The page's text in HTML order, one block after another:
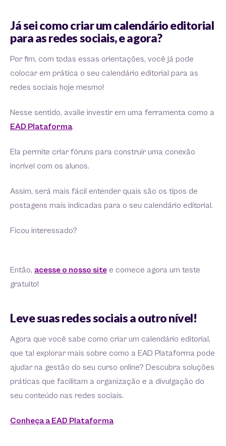
Já sei como criar um calendário editorial
para as redes sociais, e agora?
Por fim, com todas essas orientações, você já pode
colocar em prática o seu calendário editorial para as
redes sociais hoje mesmo!
Nesse sentido, avalie investir em uma ferramenta como a
EAD Plataforma.
Ela permite criar fóruns para construir uma conexão
incrível com os alunos.
Assim, será mais fácil entender quais são os tipos de
postagens mais indicadas para o seu calendário editorial.
Ficou interessado?
Então, acesse o nosso site e comece agora um teste
gratuito!
Leve suas redes sociais a outro nível!
Agora que você sabe como criar um calendário editorial,
que tal explorar mais sobre como a EAD Plataforma pode
ajudar na gestão do seu curso online? Descubra soluções
práticas que facilitam a organização e a divulgação do
seu conteúdo nas redes sociais.
Conheça a EAD Plataforma